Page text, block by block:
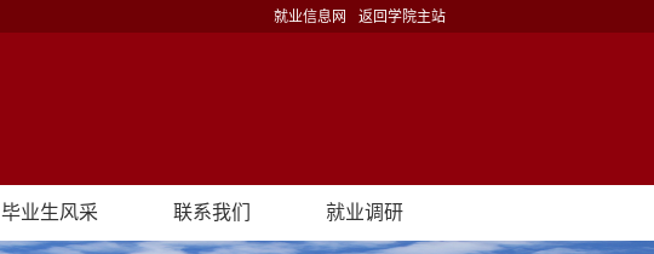
就业信息网 返回学院主站
毕业生风采 联系我们 就业调研